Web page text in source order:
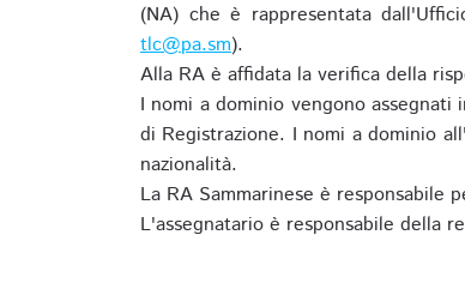
(NA) che è rappresentata
tlc@pa.sm).
Alla RA è affidata la verifica della
I nomi a dominio vengono
di Registrazione. I nomi a dominio
nazionalità.
La RA Sammarinese è responsabile
L'assegnatario è responsabile della